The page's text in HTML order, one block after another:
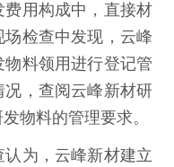
用构成中，直接材
检查中发现，云峰
料领用进行登记管
，查阅云峰新材研
物料的管理要求。
为，云峰新材建立